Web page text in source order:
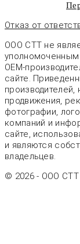
Отказ от
ООО СТТ не
уполномоченным
OEM-
сайте.
продвижения,
фотографии,
компаний и
сайте,
и являются
владельцев.
© 2026 - OOO CTT